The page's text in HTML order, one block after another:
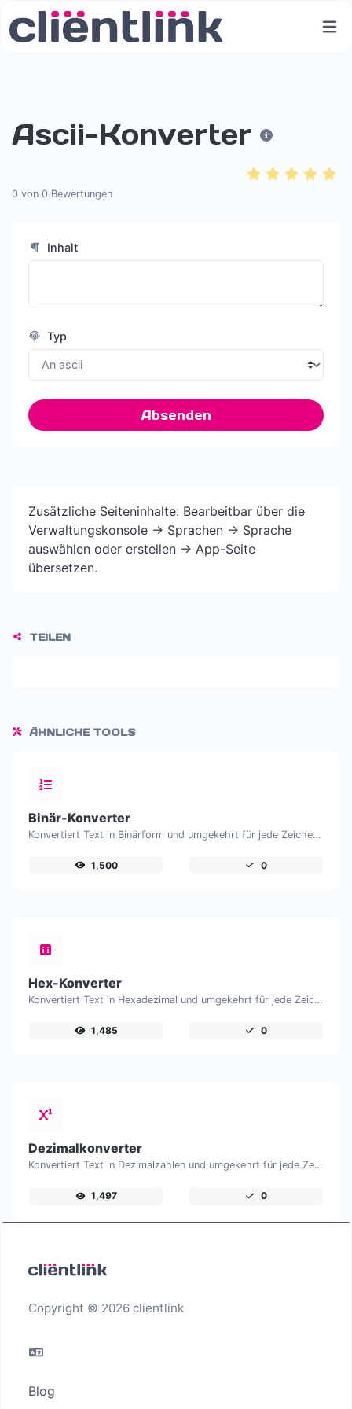
Ascii-Konverter
0 von 0 Bewertungen
Inhalt
Typ
Absenden
Zusätzliche Seiteninhalte: Bearbeitbar über die
Verwaltungskonsole -> Sprachen -> Sprache
auswählen oder erstellen -> App-Seite
übersetzen.
TEILEN
ÄHNLICHE TOOLS
Binär-Konverter
Konvertiert Text in Binärform und umgekehrt für jede Zeichenketteneingabe.
1,500 0
Hex-Konverter
Konvertiert Text in Hexadezimal und umgekehrt für jede Zeicheneingabe.
1,485 0
Dezimalkonverter
Konvertiert Text in Dezimalzahlen und umgekehrt für jede Zeichenketteneingabe.
1,497 0
Copyright © 2026 clientlink
Blog